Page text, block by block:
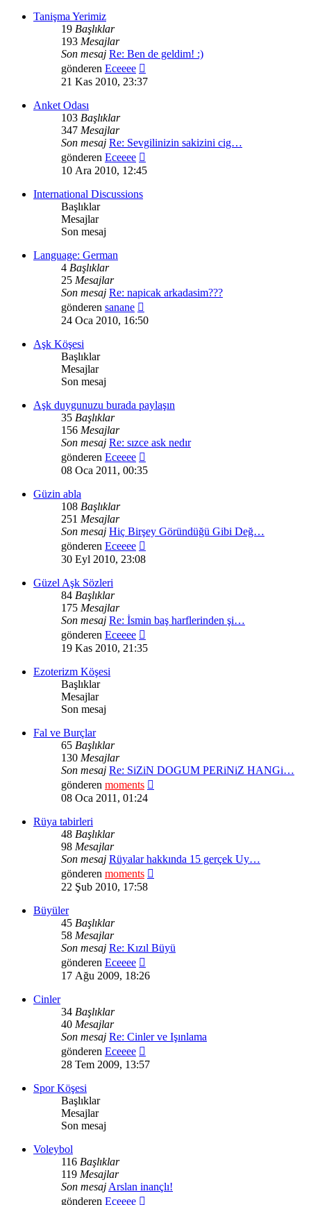
Tanişma Yerimiz
19 Başlıklar
193 Mesajlar
Son mesaj Re: Ben de geldim! :)
gönderen Eceeee
mesajı
21 Kas 2010, 23:37
Anket Odası
103 Başlıklar
347 Mesajlar
Son mesaj Re: Sevgilinizin sakizini cig…
gönderen Eceeee
mesajı
10 Ara 2010, 12:45
International Discussions
Başlıklar
Mesajlar
Son mesaj
Language: German
4 Başlıklar
25 Mesajlar
Son mesaj Re: napicak arkadasim???
gönderen sanane
mesajı
24 Oca 2010, 16:50
Aşk Köşesi
Başlıklar
Mesajlar
Son mesaj
Aşk duygunuzu burada paylaşın
35 Başlıklar
156 Mesajlar
Son mesaj Re: sızce ask nedır
gönderen Eceeee
mesajı
08 Oca 2011, 00:35
Güzin abla
108 Başlıklar
251 Mesajlar
Son mesaj Hiç Birşey Göründüğü Gibi Değ…
gönderen Eceeee
30 Eyl 2010, 23:08
Güzel Aşk Sözleri
84 Başlıklar
175 Mesajlar
Son mesaj Re: İsmin baş harflerinden şi…
gönderen Eceeee
mesajı
19 Kas 2010, 21:35
Ezoterizm Köşesi
Başlıklar
Mesajlar
Son mesaj
Fal ve Burçlar
65 Başlıklar
130 Mesajlar
Son mesaj Re: SiZiN DOGUM PERiNiZ HANGi…
gönderen moments
08 Oca 2011, 01:24
Rüya tabirleri
48 Başlıklar
98 Mesajlar
Son mesaj Rüyalar hakkında 15 gerçek Uy…
gönderen moments
22 Şub 2010, 17:58
Büyüler
45 Başlıklar
58 Mesajlar
Son mesaj Re: Kızıl Büyü
gönderen Eceeee
mesajı
17 Ağu 2009, 18:26
Cinler
34 Başlıklar
40 Mesajlar
Son mesaj Re: Cinler ve Işınlama
gönderen Eceeee
mesajı
28 Tem 2009, 13:57
Spor Köşesi
Başlıklar
Mesajlar
Son mesaj
Voleybol
116 Başlıklar
119 Mesajlar
Son mesajArslan inançlı!
gönderen Eceeee